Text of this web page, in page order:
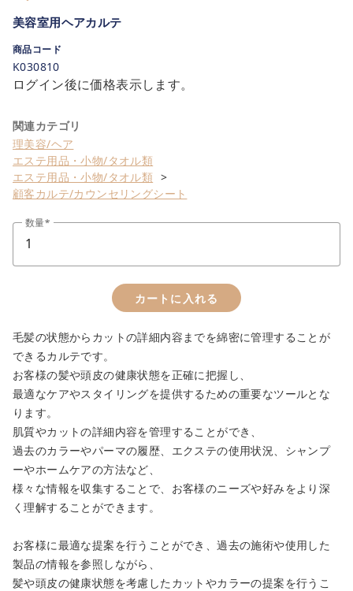
美容室用ヘアカルテ
商品コード
K030810
ログイン後に価格表示します。
関連カテゴリ
理美容/ヘア
エステ用品・小物/タオル類
エステ用品・小物/タオル類
顧客カルテ/カウンセリングシート
数量
カートに入れる
カートへ進む
毛髪の状態からカットの詳細内容までを綿密に管理することが
できるカルテです。
お客様の髪や頭皮の健康状態を正確に把握し、
最適なケアやスタイリングを提供するための重要なツールとな
ります。
肌質やカットの詳細内容を管理することができ、
過去のカラーやパーマの履歴、エクステの使用状況、シャンプ
ーやホームケアの方法など、
様々な情報を収集することで、お客様のニーズや好みをより深
く理解することができます。
お客様に最適な提案を行うことができ、過去の施術や使用した
製品の情報を参照しながら、
髪や頭皮の健康状態を考慮したカットやカラーの提案を行うこ